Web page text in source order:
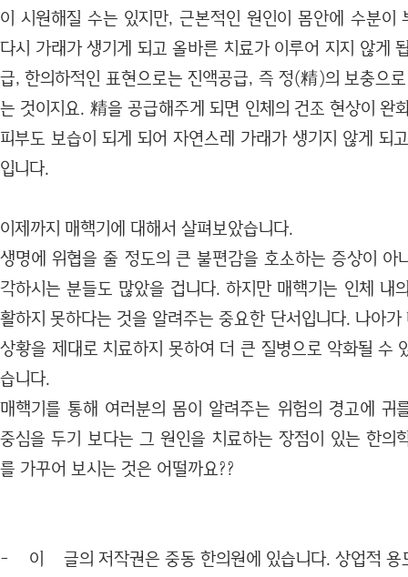
이 시원해질 수는 있지만, 근본적인 원인이 몸안에 수분이
다시 가래가 생기게 되고 올바른 치료가 이루어 지지 않게
급, 한의하적인 표현으로는 진액공급, 즉 정(精)의 보충으
는 것이지요. 精을 공급해주게 되면 인체의 건조 현상이 완
피부도 보습이 되게 되어 자연스레 가래가 생기지 않게 되
입니다.
이제까지 매핵기에 대해서 살펴보았습니다.
생명에 위협을 줄 정도의 큰 불편감을 호소하는 증상이 아
각하시는 분들도 많았을 겁니다. 하지만 매핵기는 인체 내
활하지 못하다는 것을 알려주는 중요한 단서입니다. 나아
상황을 제대로 치료하지 못하여 더 큰 질병으로 악화될 수
습니다.
매핵기를 통해 여러분의 몸이 알려주는 위험의 경고에 귀
중심을 두기 보다는 그 원인을 치료하는 장점이 있는 한의
를 가꾸어 보시는 것은 어떨까요??
- 이 글의 저작권은 중동 한의원에 있습니다. 상업적 용